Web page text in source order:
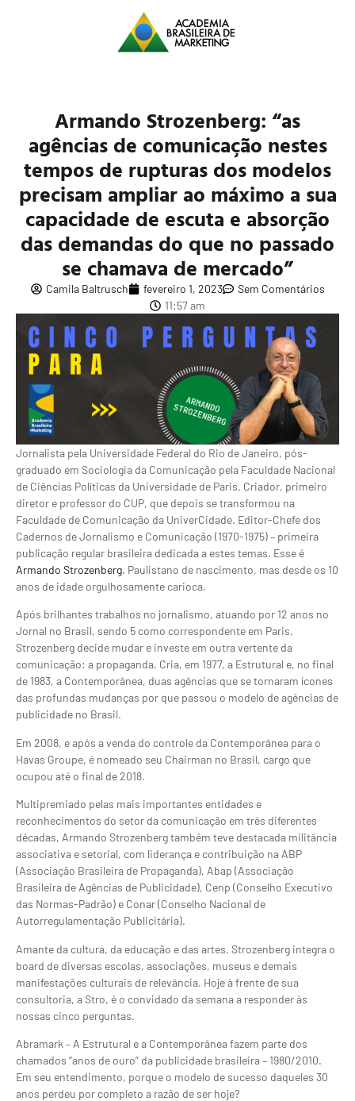
Armando Strozenberg: “as
agências de comunicação nestes
tempos de rupturas dos modelos
precisam ampliar ao máximo a sua
capacidade de escuta e absorção
das demandas do que no passado
se chamava de mercado”
Camila Baltrusch fevereiro 1, 2023
Sem Comentários
11:57 am
Jornalista pela Universidade Federal do Rio de Janeiro, pós-
graduado em Sociologia da Comunicação pela Faculdade Nacional
de Ciências Políticas da Universidade de Paris. Criador, primeiro
diretor e professor do CUP, que depois se transformou na
Faculdade de Comunicação da UniverCidade. Editor-Chefe dos
Cadernos de Jornalismo e Comunicação (1970-1975) – primeira
publicação regular brasileira dedicada a estes temas. Esse é
Armando Strozenberg. Paulistano de nascimento, mas desde os 10
anos de idade orgulhosamente carioca.
Após brilhantes trabalhos no jornalismo, atuando por 12 anos no
Jornal no Brasil, sendo 5 como correspondente em Paris,
Strozenberg decide mudar e investe em outra vertente da
comunicação: a propaganda. Cria, em 1977, a Estrutural e, no final
de 1983, a Contemporânea, duas agências que se tornaram ícones
das profundas mudanças por que passou o modelo de agências de
publicidade no Brasil.
Em 2008, e após a venda do controle da Contemporânea para o
Havas Groupe, é nomeado seu Chairman no Brasil, cargo que
ocupou até o final de 2018.
Multipremiado pelas mais importantes entidades e
reconhecimentos do setor da comunicação em três diferentes
décadas, Armando Strozenberg também teve destacada militância
associativa e setorial, com liderança e contribuição na ABP
(Associação Brasileira de Propaganda), Abap (Associação
Brasileira de Agências de Publicidade), Cenp (Conselho Executivo
das Normas-Padrão) e Conar (Conselho Nacional de
Autorregulamentação Publicitária).
Amante da cultura, da educação e das artes, Strozenberg integra o
board de diversas escolas, associações, museus e demais
manifestações culturais de relevância. Hoje à frente de sua
consultoria, a Stro, é o convidado da semana a responder às
nossas cinco perguntas.
Abramark – A Estrutural e a Contemporânea fazem parte dos
chamados “anos de ouro” da publicidade brasileira – 1980/2010.
Em seu entendimento, porque o modelo de sucesso daqueles 30
anos perdeu por completo a razão de ser hoje?